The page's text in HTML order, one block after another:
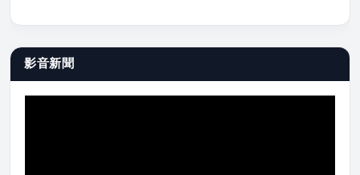
影音新聞